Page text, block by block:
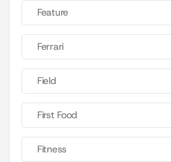
Feature
Ferrari
Field
First Food
Fitness